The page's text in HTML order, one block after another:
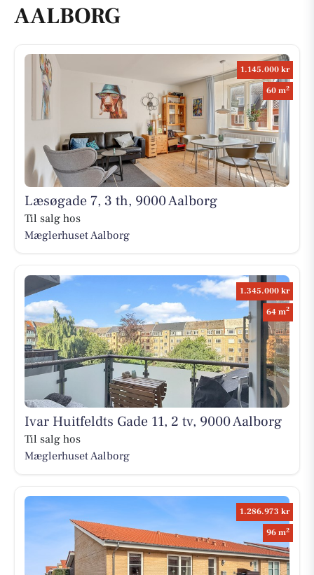
AALBORG
1.145.000 kr
60 m2
Læsøgade 7, 3 th, 9000 Aalborg
Til salg hos
Mæglerhuset Aalborg
1.345.000 kr
64 m2
Ivar Huitfeldts Gade 11, 2 tv, 9000 Aalborg
Til salg hos
Mæglerhuset Aalborg
1.286.973 kr
96 m2